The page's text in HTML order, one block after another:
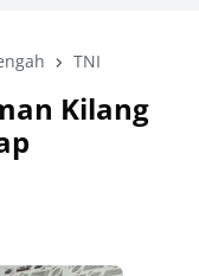
TNI
Kilang